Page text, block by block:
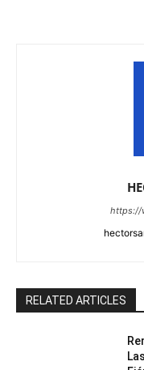
https://
RELATED ARTICLES